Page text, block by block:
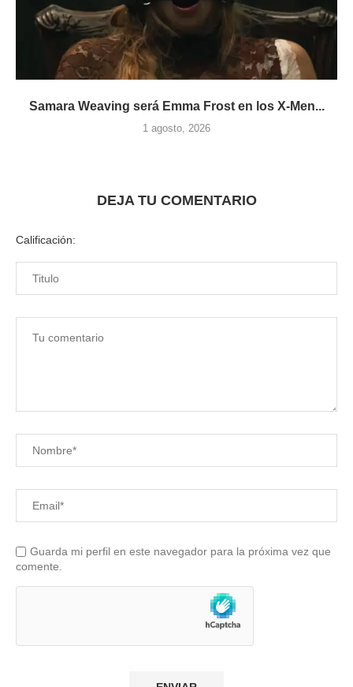
Samara Weaving será Emma Frost en los X-Men...
1 agosto, 2026
DEJA TU COMENTARIO
Calificación:
Guarda mi perfil en este navegador para la próxima vez que
comente.